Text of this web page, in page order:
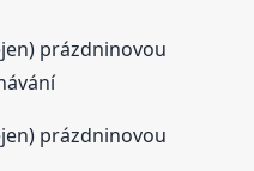
prázdninovou
prázdninovou